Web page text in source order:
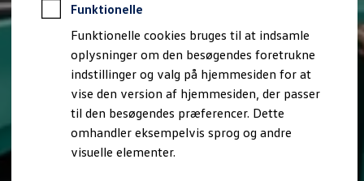
Funktionelle
Funktionelle cookies bruges til at indsamle
oplysninger om den besøgendes foretrukne
indstillinger og valg på hjemmesiden for at
vise den version af hjemmesiden, der passer
til den besøgendes præferencer. Dette
omhandler eksempelvis sprog og andre
visuelle elementer.
Book en prøvetur
Bestil et tilbud
Brugte biler
Pendlerleasing
Budgetberegner
Firmabil
Vejen til en ny Volkswagen
Online Privatleasing
Finansiering og forsikring
Volkswagen Forsikring
Volkswagen Finansiering